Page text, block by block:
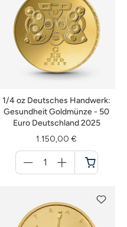
1/4 oz Deutsches Handwerk:
Gesundheit Goldmünze - 50
Euro Deutschland 2025
1.150,00 €
für
Warenkorb